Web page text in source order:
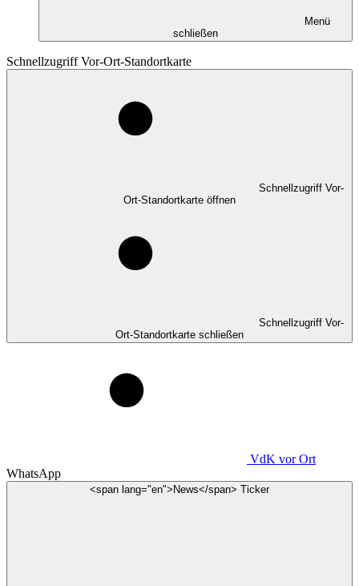
Menü
schließen
Schnellzugriff Vor-Ort-Standortkarte
Schnellzugriff Vor-
Ort-Standortkarte öffnen
Schnellzugriff Vor-
Ort-Standortkarte schließen
VdK vor Ort
WhatsApp
<span lang="en">News</span> Ticker